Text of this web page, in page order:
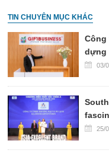
TIN CHUYÊN MỤC KHÁC
dựng
vững
03/
25/